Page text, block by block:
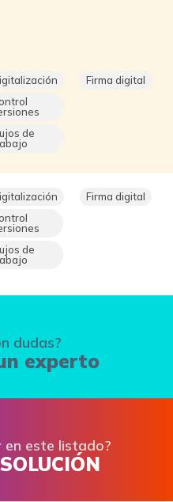
de
Firma digital
de
Firma digital
dudas?
experto
en este listado?